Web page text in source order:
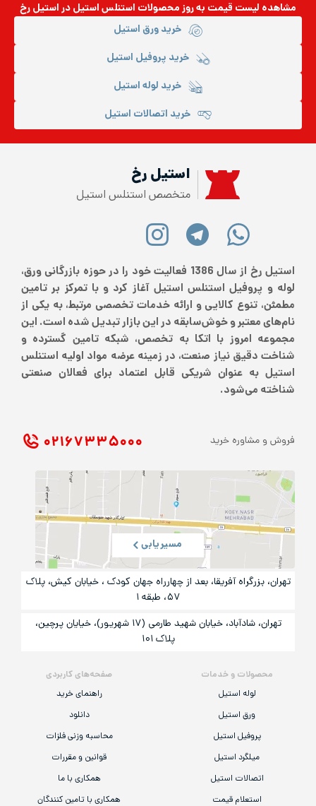
مشاهده لیست قیمت به روزمحصولات استنلس استیلدر استیل رخ
خرید ورق استیل
خرید پروفیل استیل
خرید لوله استیل
خرید اتصالات استیل
استیل رخ
متخصص استنلس استیل
استیل رخ از سال 1386 فعالیت خود را در حوزه بازرگانی ورق،
لوله و پروفیل استنلس استیل آغاز کرد و با تمرکز بر تامین
مطمئن، تنوع کالایی و ارائه خدمات تخصصی مرتبط، به یکی از
نام‌های معتبر و خوش‌سابقه در این بازار تبدیل شده است. این
مجموعه امروز با اتکا به تخصص، شبکه تامین گسترده و
شناخت دقیق نیاز صنعت، در زمینه عرضه مواد اولیه استنلس
استیل به عنوان شریکی قابل اعتماد برای فعالان صنعتی
شناخته می‌شود.
محصولات و خدمات
لوله استیل
ورق استیل
پروفیل استیل
میلگرد استیل
اتصالات استیل
استعلام قیمت
صفحه‌های کاربردی
راهنمای خرید
دانلود
محاسبه وزنی فلزات
قوانین و مقررات
همکاری با ما
همکاری با تامین کنندگان
فروش و مشاوره خرید ۰۲۱ ۶۷۳۳۵۰۰۰
مسیریابی
تهران، بزرگراه آفریقا، بعد از چهارراه جهان کودک ، خیابان کیش، پلاک
۵۷، طبقه ۱
تهران، شادآباد، خیابان شهید طارمی (۱۷ شهریور)، خیایان پرچین،
پلاک ۱۰۱